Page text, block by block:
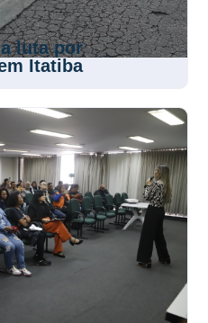
luta por
Itatiba